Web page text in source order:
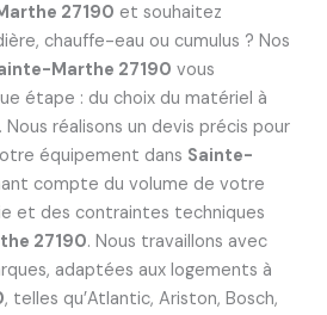
27190 et souhaitez
chauffe-eau ou cumulus ? Nos
Marthe 27190 vous
étape : du choix du matériel à
réalisons un devis précis pour
équipement dans Sainte-
compte du volume de votre
et des contraintes techniques
27190. Nous travaillons avec
adaptées aux logements à
, telles qu’Atlantic, Ariston, Bosch,